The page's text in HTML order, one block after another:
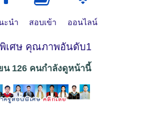
ะนำ สอบเข้า ออนไลน์
เศษ คุณภาพอันดับ1
น 126 คนกำลังดูหน้านี้